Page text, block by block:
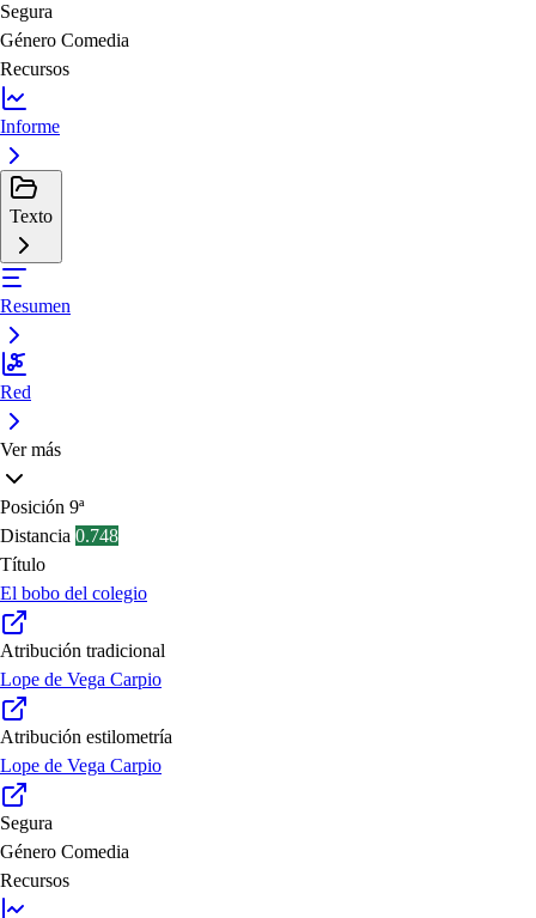
Segura
Género Comedia
Recursos
Informe
Texto
Resumen
Red
Ver más
Posición 9ª
Distancia 0.748
Título
El bobo del colegio
Atribución tradicional
Lope de Vega Carpio
Atribución estilometría
Lope de Vega Carpio
Segura
Género Comedia
Recursos